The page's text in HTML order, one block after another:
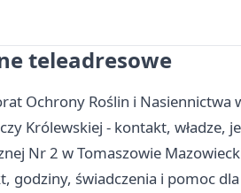
teleadresowe
Ochrony Roślin i Nasiennictwa
Królewskiej - kontakt, władze,
Nr 2 w Tomaszowie
godziny, świadczenia i pomoc